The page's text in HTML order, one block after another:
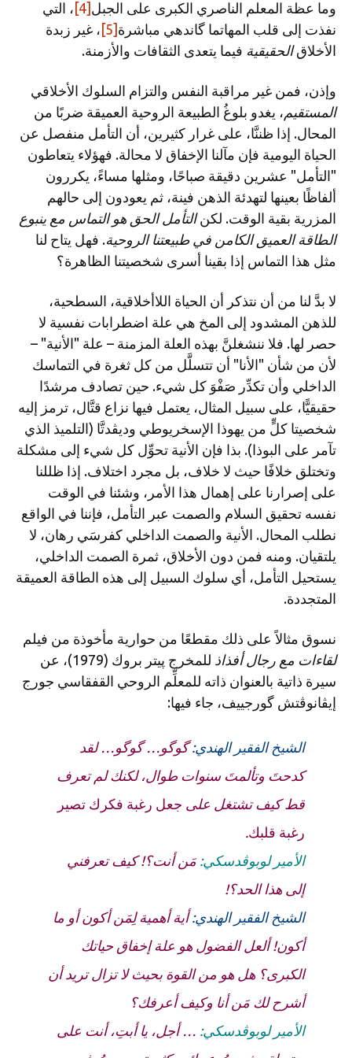
وما عظة المعلم الناصري الكبرى على الجبل [4]
، التي
نفذت إلى قلب المهاتما گاندهي مباشرة [5]
، غير زبدة
الأخلاقالحقيقية فيما يتعدى الثقافات والأزمنة.
وإذن، فمن غير مراقبة النفس والتزام السلوك الأخلاقي
المستقيم، يغدو بلوغُ الطبيعة الروحية العميقة ضربًا من
المحال. إذا ظننَّا، على غرار كثيرين، أن التأمل منفصل عن
الحياة اليومية فإن مآلنا الإخفاق لا محالة. فهؤلاء يتعاطون
"التأمل" عشرين دقيقة صباحًا، ومثلها مساءً، يكررون
ألفاظًا بعينها لتهدئة الذهن فينة، ثم يعودون إلى حالهم
المزرية بقية الوقت. لكنالتأمل الحق هوالتماس مع ينبوع
الطاقة العميق الكامن في طبيعتنا الروحية. فهل يتاح لنا
مثل هذا التماس إذا بقينا أسرى شخصيتنا الظاهرة؟
لا بدَّ لنا من أن نتذكر أن الحياة اللاأخلاقية، السطحية،
للذهن المشدود إلى المخ هي علة اضطرابات نفسية لا
حصر لها. فلا ننشغلنَّ بهذه العلة المزمنة – علة "الأنية" –
لأن من شأن "الأنا" أن تتسلَّل من كل ثغرة في التماسك
الداخلي وأن تكدِّر صَفْوَ كل شيء. حين تصادف مرشدًا
حقيقيًّا، على سبيل المثال، يعتمل فيها نزاع قتَّال، ترمز إليه
شخصيتا كلٍّ من يهوذا الإسخريوطي وديڤدتَّا (التلميذ الذي
تآمر على البوذا). بذا فإن الأنية تحوِّل كل شيء إلى مشكلة
وتختلق خلافًا حيث لا خلاف، بل مجرد اختلاف. إذا ظللنا
على إصرارنا على إهمال هذا الأمر، وشئنا في الوقت
نفسه تحقيق السلام والصمت عبر التأمل، فإننا في الواقع
نطلب المحال. الأنية والصمت الداخلي كفرسَي رهان، لا
يلتقيان. ومنه فمن دون الأخلاق، ثمرة الصمت الداخلي،
يستحيل التأمل، أي سلوك السبيل إلى هذه الطاقة العميقة
المتجددة.
نسوق مثالاً على ذلك مقطعًا من حوارية مأخوذة من فيلم
لقاءات مع رجال أفذاذ
للمخرج پيتر بروك (1979)، عن
سيرة ذاتية بالعنوان ذاته للمعلِّم الروحي القفقاسي جورج
إيڤانوڤتش گورجييف، جاء فيها:
الشيخ الفقير الهندي:گوگو… گوگو… لقد
كدحتَ وتألمتَ سنوات طوال، لكنك لم تعرف
قط كيف تشتغل على جعل رغبة فكرك تصير
رغبة قلبك.
الأمير لوبوڤدسكي: مَن أنت؟! كيف تعرفني
إلى هذا الحد؟!
الشيخ الفقير الهندي:أية أهمية لِمَن أكون أو ما
أكون! ألعل الفضول هو علة إخفاق حياتك
الكبرى؟ هل هو من القوة بحيث لا تزال تريد أن
أشرح لك مَن أنا وكيف أعرفك؟
الأمير لوبوڤدسكي: … أجل، يا أبتِ، أنت على